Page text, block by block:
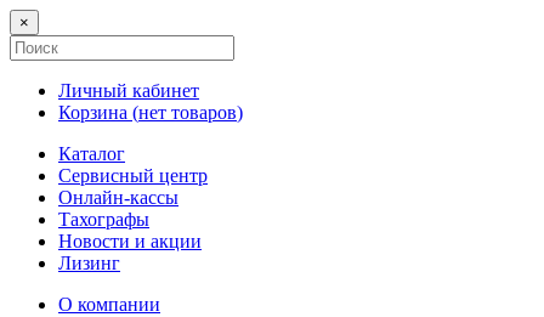
×
Личный кабинет
Корзина (нет товаров)
Каталог
Сервисный центр
Онлайн-кассы
Тахографы
Новости и акции
Лизинг
О компании